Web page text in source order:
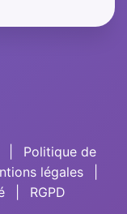
Politique de
légales
RGPD